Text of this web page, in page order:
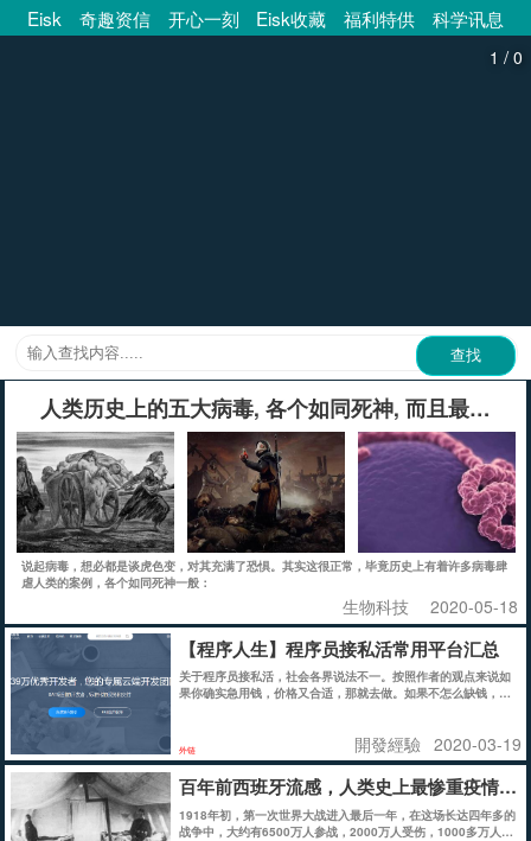
Eisk 奇趣资信 开心一刻 Eisk收藏 福利特供 科学讯息
1 / 0
人类历史上的五大病毒, 各个如同死神, 而且最后一
说起病毒，想必都是谈虎色变，对其充满了恐惧。其实这很正常，毕竟历史上有着许多病毒肆
虐人类的案例，各个如同死神一般：
生物科技 2020-05-18
【程序人生】程序员接私活常用平台汇总
关于程序员接私活，社会各界说法不一。按照作者的观点来说如
果你确实急用钱，价格又合适，那就去做。如果不怎么缺钱，那
得多。等你提升了自己，提升了固定薪水，远比拿的这点私活的
钱划算。千万不要“捡了芝麻丢了西瓜”。
———————————————— 版权声明：本文为CSDN博
主「沧海一笑-dj」的原创文章，遵循 CC 4.0 BY-SA 版权协议，
转载请附上原文出处链接及本声明。 原文链接：https://blog.cs
dn.net/dengjin20104042056/article/details/103930275
外链 開發經驗 2020-03-19
百年前西班牙流感，人类史上最惨重疫情，
1918年初，第一次世界大战进入最后一年，在这场长达四年多的
战争中，大约有6500万人参战，2000万人受伤，1000多万人丧